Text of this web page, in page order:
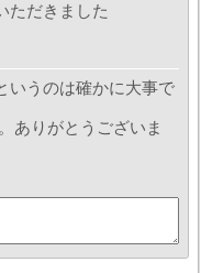
ただきました
いうのは確かに大事で
ありがとうございま